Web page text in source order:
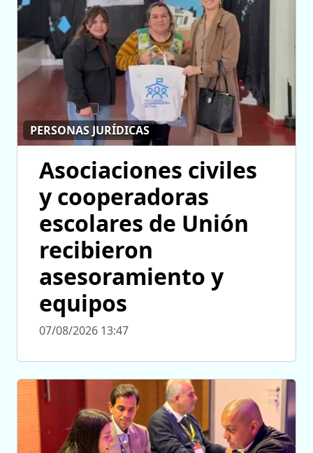
PERSONAS JURÍDICAS
Asociaciones civiles
y cooperadoras
escolares de Unión
recibieron
asesoramiento y
equipos
07/08/2026 13:47